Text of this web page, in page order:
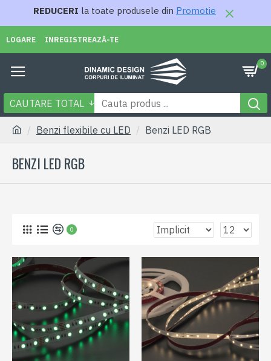
REDUCERI la toate produsele din Promotie
LOGARE INREGISTREAZĂ-TE
0
CAUTARE TOTAL
Benzi flexibile cu LED Benzi LED RGB
BENZI LED RGB
0